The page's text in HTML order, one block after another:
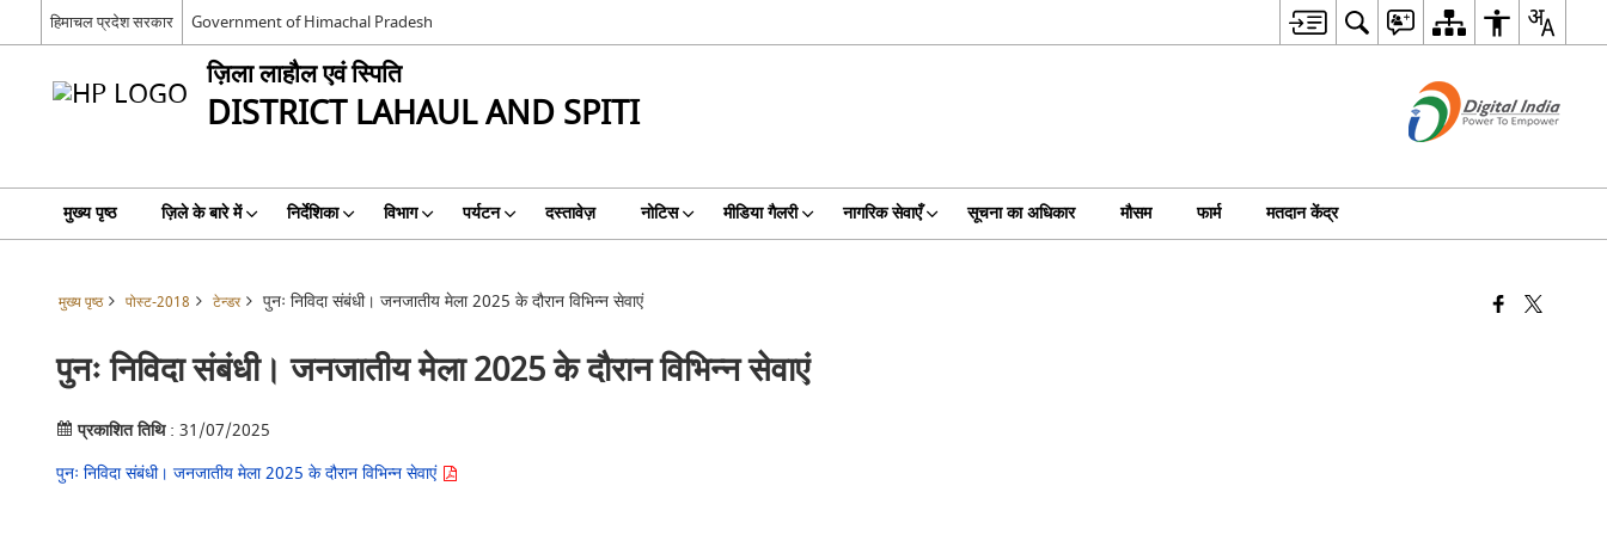
हिमाचल प्रदेश सरकार Government of Himachal Pradesh
ज़िला लाहौल एवं स्पिति
DISTRICT LAHAUL AND SPITI
मुख्य पृष्ठ ज़िले के बारे में निर्देशिका विभाग पर्यटन दस्तावेज़ नोटिस मीडिया गैलरी नागरिक सेवाएँ सूचना का अधिकार मौसम फार्म मतदान केंद्र
मुख्य पृष्ठ पोस्ट-2018 टेन्डर पुनः निविदा संबंधी। जनजातीय मेला 2025 के दौरान विभिन्न सेवाएं
पुनः निविदा संबंधी। जनजातीय मेला 2025 के दौरान विभिन्न सेवाएं
प्रकाशित तिथि: 31/07/2025
पुनः निविदा संबंधी। जनजातीय मेला 2025 के दौरान विभिन्न सेवाएं